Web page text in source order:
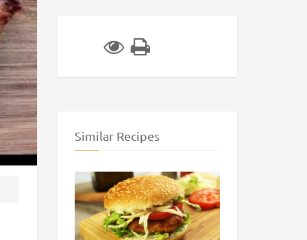
Similar Recipes